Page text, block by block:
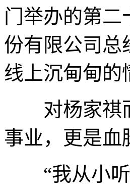
门举办的第二
份有限公司总
线上沉甸甸的
对杨家祺而
事业，更是血
“我从小听